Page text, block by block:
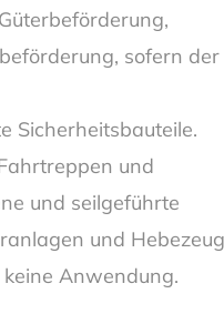
sofern der
Sicherheitsbauteile.
und
und seilgeführte
und
Anwendung.